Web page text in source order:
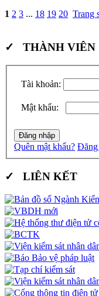
1 2 3 ... 18 19 20 Trang
✓ THÀNH VIÊN
Tài khoản:
Mật khẩu:
Quên mật khẩu?
✓ LIÊN KẾT